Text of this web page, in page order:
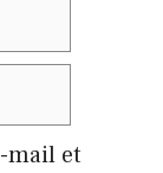
mail et